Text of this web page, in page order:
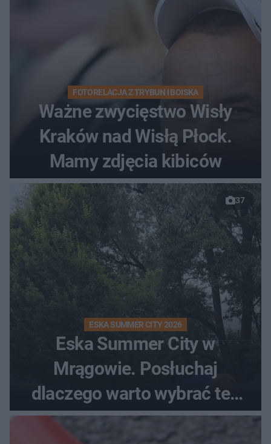
FOTORELACJA Z TRYBUN I BOISKA
Ważne zwycięstwo Wisły
Kraków nad Wisłą Płock.
Mamy zdjęcia kibiców
37
ESKA SUMMER CITY 2026
Eska Summer City w
Mrągowie. Posłuchaj
dlaczego warto wybrać ten
kierunek na urlop!